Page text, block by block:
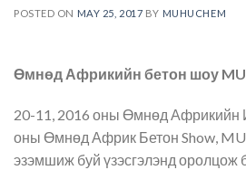
POSTED ON MAY 25, 2017 BY MUHUCHEM
Өмнөд Африкийн бетон шоу
20-11, 2016 оны Өмнөд Африкийн
оны Өмнөд Африк Бетон Show,
эзэмшиж буй үзэсгэлэнд оролцож